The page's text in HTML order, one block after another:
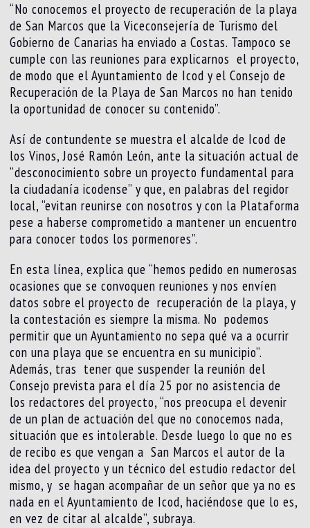
“No conocemos el proyecto de recuperación de la playa
de San Marcos que la Viceconsejería de Turismo del
Gobierno de Canarias ha enviado a Costas. Tampoco se
cumple con las reuniones para explicarnos el proyecto,
de modo que el Ayuntamiento de Icod y el Consejo de
Recuperación de la Playa de San Marcos no han tenido
la oportunidad de conocer su contenido”.
Así de contundente se muestra el alcalde de Icod de
los Vinos, José Ramón León, ante la situación actual de
“desconocimiento sobre un proyecto fundamental para
la ciudadanía icodense” y que, en palabras del regidor
local, “evitan reunirse con nosotros y con la Plataforma
pese a haberse comprometido a mantener un encuentro
para conocer todos los pormenores”.
En esta línea, explica que “hemos pedido en numerosas
ocasiones que se convoquen reuniones y nos envíen
datos sobre el proyecto de recuperación de la playa, y
la contestación es siempre la misma. No podemos
permitir que un Ayuntamiento no sepa qué va a ocurrir
con una playa que se encuentra en su municipio”.
Además, tras tener que suspender la reunión del
Consejo prevista para el día 25 por no asistencia de
los redactores del proyecto, “nos preocupa el devenir
de un plan de actuación del que no conocemos nada,
situación que es intolerable. Desde luego lo que no es
de recibo es que vengan a San Marcos el autor de la
idea del proyecto y un técnico del estudio redactor del
mismo, y se hagan acompañar de un señor que ya no es
nada en el Ayuntamiento de Icod, haciéndose que lo es,
en vez de citar al alcalde”, subraya.